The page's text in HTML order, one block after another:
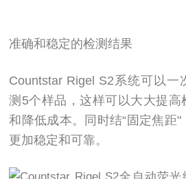
准确和稳定的检测结果
Countstar Rigel S2系统可以一
测5个样品，这样可以大大提高
和降低成本。同时结“固定焦距"
更加稳定和可靠。